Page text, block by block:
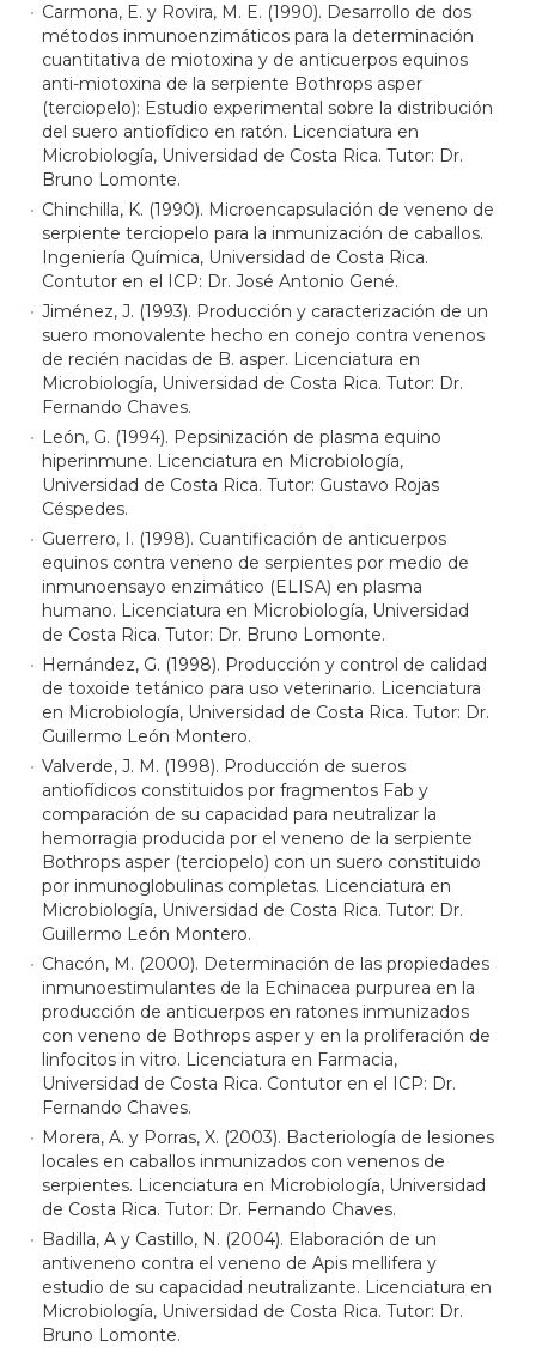
Carmona, E. y Rovira, M. E. (1990). Desarrollo de dos
métodos inmunoenzimáticos para la determinación
cuantitativa de miotoxina y de anticuerpos equinos
anti-miotoxina de la serpiente Bothrops asper
(terciopelo): Estudio experimental sobre la distribución
del suero antiofídico en ratón. Licenciatura en
Microbiología, Universidad de Costa Rica. Tutor: Dr.
Bruno Lomonte.
Chinchilla, K. (1990). Microencapsulación de veneno de
serpiente terciopelo para la inmunización de caballos.
Ingeniería Química, Universidad de Costa Rica.
Contutor en el ICP: Dr. José Antonio Gené.
Jiménez, J. (1993). Producción y caracterización de un
suero monovalente hecho en conejo contra venenos
de recién nacidas de B. asper. Licenciatura en
Microbiología, Universidad de Costa Rica. Tutor: Dr.
Fernando Chaves.
León, G. (1994). Pepsinización de plasma equino
hiperinmune. Licenciatura en Microbiología,
Universidad de Costa Rica. Tutor: Gustavo Rojas
Céspedes.
Guerrero, I. (1998). Cuantificación de anticuerpos
equinos contra veneno de serpientes por medio de
inmunoensayo enzimático (ELISA) en plasma
humano. Licenciatura en Microbiología, Universidad
de Costa Rica. Tutor: Dr. Bruno Lomonte.
Hernández, G. (1998). Producción y control de calidad
de toxoide tetánico para uso veterinario. Licenciatura
en Microbiología, Universidad de Costa Rica. Tutor: Dr.
Guillermo León Montero.
Valverde, J. M. (1998). Producción de sueros
antiofídicos constituidos por fragmentos Fab y
comparación de su capacidad para neutralizar la
hemorragia producida por el veneno de la serpiente
Bothrops asper (terciopelo) con un suero constituido
por inmunoglobulinas completas. Licenciatura en
Microbiología, Universidad de Costa Rica. Tutor: Dr.
Guillermo León Montero.
Chacón, M. (2000). Determinación de las propiedades
inmunoestimulantes de la Echinacea purpurea en la
producción de anticuerpos en ratones inmunizados
con veneno de Bothrops asper y en la proliferación de
linfocitos in vitro. Licenciatura en Farmacia,
Universidad de Costa Rica. Contutor en el ICP: Dr.
Fernando Chaves.
Morera, A. y Porras, X. (2003). Bacteriología de lesiones
locales en caballos inmunizados con venenos de
serpientes. Licenciatura en Microbiología, Universidad
de Costa Rica. Tutor: Dr. Fernando Chaves.
Badilla, A y Castillo, N. (2004). Elaboración de un
antiveneno contra el veneno de Apis mellifera y
estudio de su capacidad neutralizante. Licenciatura en
Microbiología, Universidad de Costa Rica. Tutor: Dr.
Bruno Lomonte.